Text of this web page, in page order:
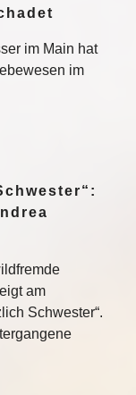
im Main hat
im
am
Schwester“.